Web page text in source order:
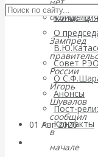
Концепция
О
Совет
О
Анонсы
Пост-
Контакты
Библиотека
счетов
01 Авг 2026
будущего.
Зампред
России
Игорь
Шувалов
сообщил
в
начале